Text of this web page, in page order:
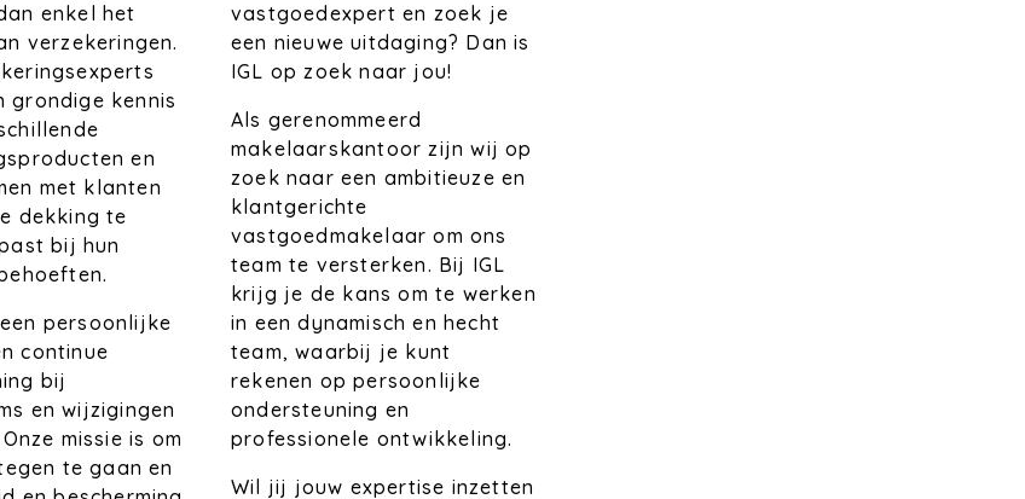
enkel het
verzekeringen.
grondige kennis
en
met klanten
dekking te
bij hun
persoonlijke
continue
bij
en wijzigingen
missie is om
te gaan en
vastgoedexpert en zoek je
een nieuwe uitdaging? Dan is
IGL op zoek naar jou!
Als gerenommeerd
makelaarskantoor zijn wij op
zoek naar een ambitieuze en
klantgerichte
vastgoedmakelaar om ons
team te versterken. Bij IGL
krijg je de kans om te werken
in een dynamisch en hecht
team, waarbij je kunt
rekenen op persoonlijke
ondersteuning en
professionele ontwikkeling.
Wil jij jouw expertise inzetten